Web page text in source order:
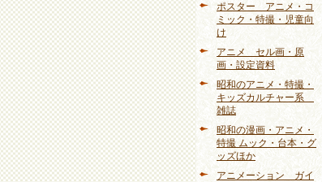
ポスター アニメ・コ
ミック・特撮・児童向
け
アニメ セル画・原
画・設定資料
昭和のアニメ・特撮・
キッズカルチャー系
雑誌
昭和の漫画・アニメ・
特撮 ムック・台本・グ
ッズほか
アニメーション ガイ